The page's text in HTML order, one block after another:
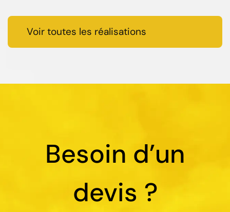
Voir toutes les réalisations
Besoin d’un
devis ?